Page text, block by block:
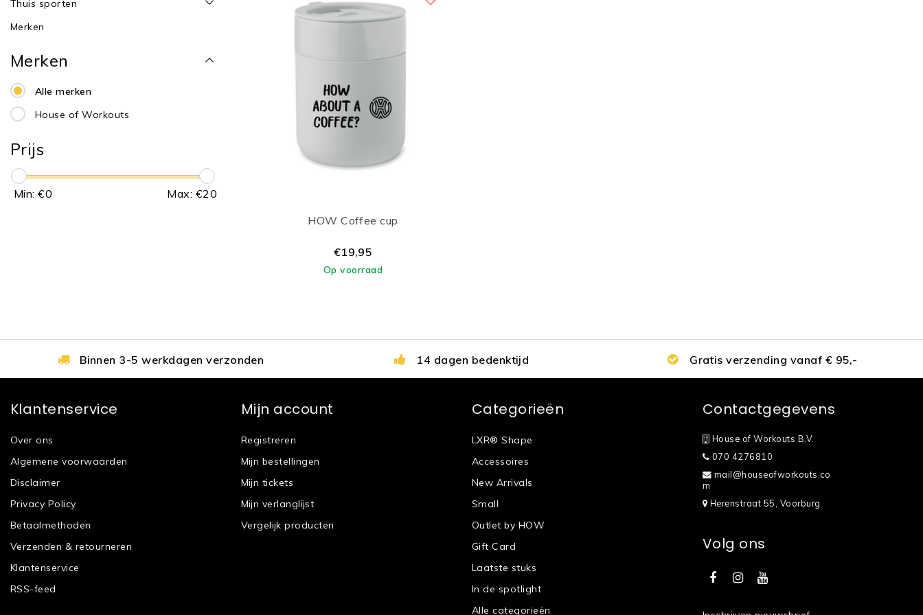
Thuis sporten
Merken
Merken
Alle merken
House of Workouts
Prijs
Min: €0 Max: €20
HOW Coffee cup
€19,95
Op voorraad
Binnen 3-5 werkdagen verzonden 14 dagen bedenktijd Gratis verzending vanaf € 95,-
Klantenservice
Over ons
Algemene voorwaarden
Disclaimer
Privacy Policy
Betaalmethoden
Verzenden & retourneren
Klantenservice
RSS-feed
Mijn account
Registreren
Mijn bestellingen
Mijn tickets
Mijn verlanglijst
Vergelijk producten
Categorieën
LXR® Shape
Accessoires
New Arrivals
Small
Outlet by HOW
Gift Card
Laatste stuks
In de spotlight
Alle categorieën
Contactgegevens
House of Workouts B.V.
070 4276810
mail@houseofworkouts.co
m
Herenstraat 55, Voorburg
Volg ons